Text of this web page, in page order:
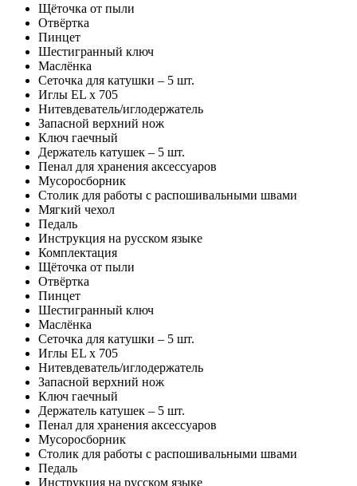
Щёточка от пыли
Отвёртка
Пинцет
Шестигранный ключ
Маслёнка
Сеточка для катушки – 5 шт.
Иглы EL x 705
Нитевдеватель/иглодержатель
Запасной верхний нож
Ключ гаечный
Держатель катушек – 5 шт.
Пенал для хранения аксессуаров
Мусоросборник
Столик для работы с распошивальными швами
Мягкий чехол
Педаль
Инструкция на русском языке
Комплектация
Щёточка от пыли
Отвёртка
Пинцет
Шестигранный ключ
Маслёнка
Сеточка для катушки – 5 шт.
Иглы EL x 705
Нитевдеватель/иглодержатель
Запасной верхний нож
Ключ гаечный
Держатель катушек – 5 шт.
Пенал для хранения аксессуаров
Мусоросборник
Столик для работы с распошивальными швами
Педаль
Инструкция на русском языке